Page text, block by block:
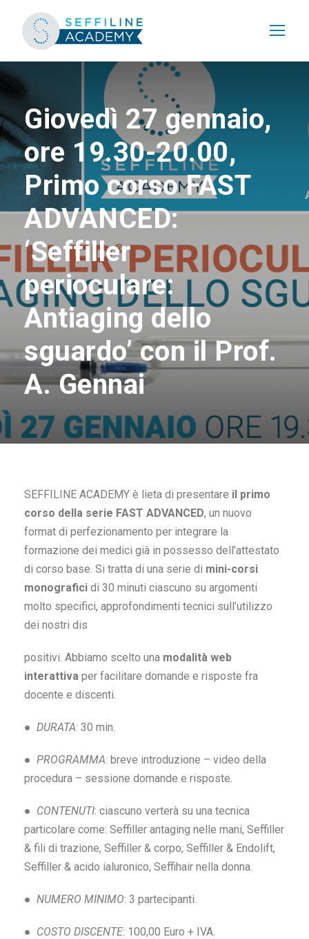
Giovedì 27 gennaio,
ore 19.30-20.00,
Primo corso FAST
ADVANCED:
‘Seffiller
perioculare:
Antiaging dello
sguardo’ con il Prof.
A. Gennai
SEFFILINE ACADEMY è lieta di presentare il primo
corso della serie FAST ADVANCED, un nuovo
format di perfezionamento per integrare la
formazione dei medici già in possesso dell’attestato
di corso base. Si tratta di una serie di mini-corsi
monografici di 30 minuti ciascuno su argomenti
molto specifici, approfondimenti tecnici sull’utilizzo
dei nostri dis
positivi. Abbiamo scelto una modalità web
interattiva per facilitare domande e risposte fra
docente e discenti.
● DURATA: 30 min.
● PROGRAMMA: breve introduzione – video della
procedura – sessione domande e risposte.
● CONTENUTI: ciascuno verterà su una tecnica
particolare come: Seffiller antaging nelle mani, Seffiller
& fili di trazione, Seffiller & corpo, Seffiller & Endolift,
Seffiller & acido ialuronico, Seffihair nella donna.
● NUMERO MINIMO: 3 partecipanti.
● COSTO DISCENTE: 100,00 Euro + IVA.